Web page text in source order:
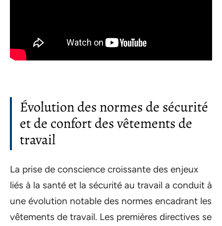
Évolution des normes de sécurité
et de confort des vêtements de
travail
La prise de conscience croissante des enjeux
liés à la santé et la sécurité au travail a conduit à
une évolution notable des normes encadrant les
vêtements de travail. Les premières directives se